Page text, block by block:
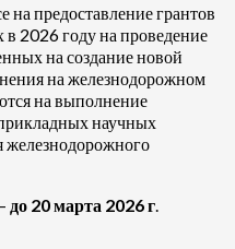
предоставление грантов
2026 году на проведение
на создание новой
на железнодорожном
на выполнение
научных
железнодорожного
до 20 марта 2026 г.